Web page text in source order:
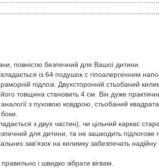
повністю безпечний для Вашої дитини.
із 64 подушок с гіпоалергенним
підлозі. Двухсторонній стьобаний
товщина становить 4 см. Він дуже
з пуховою ковдрою, стьобаний
з двух частин), чи цільний каркас
для дитини, та не зашкодить підлогове
зав'язок на килимку забезпечать надійну
і швидко зібрати вігвам.